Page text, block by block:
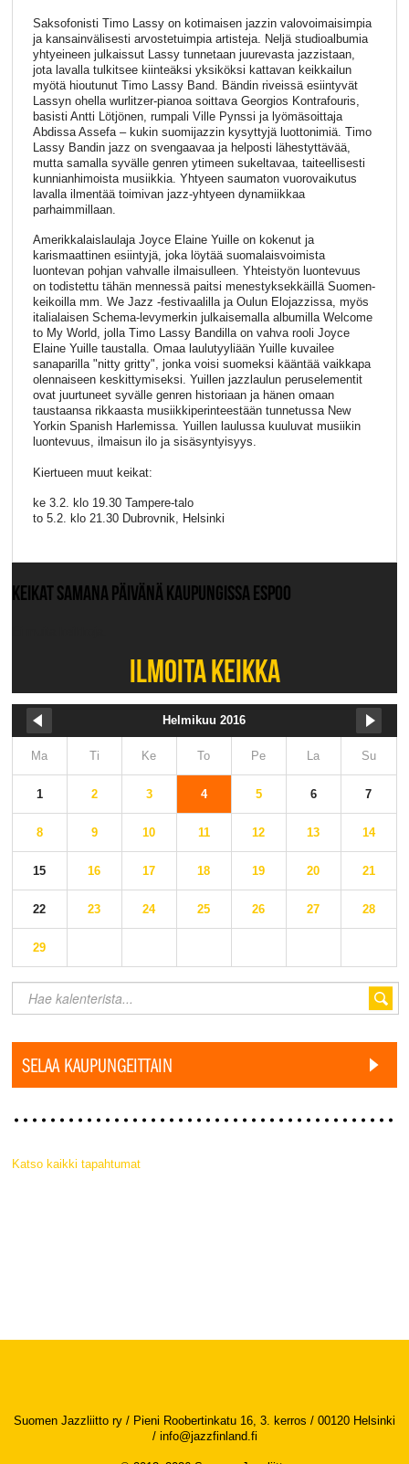
Saksofonisti Timo Lassy on kotimaisen jazzin valovoimaisimpia
ja kansainvälisesti arvostetuimpia artisteja. Neljä studioalbumia
yhtyeineen julkaissut Lassy tunnetaan juurevasta jazzistaan,
jota lavalla tulkitsee kiinteäksi yksiköksi kattavan keikkailun
myötä hioutunut Timo Lassy Band. Bändin riveissä esiintyvät
Lassyn ohella wurlitzer-pianoa soittava Georgios Kontrafouris,
basisti Antti Lötjönen, rumpali Ville Pynssi ja lyömäsoittaja
Abdissa Assefa – kukin suomijazzin kysyttyjä luottonimiä. Timo
Lassy Bandin jazz on svengaavaa ja helposti lähestyttävää,
mutta samalla syvälle genren ytimeen sukeltavaa, taiteellisesti
kunnianhimoista musiikkia. Yhtyeen saumaton vuorovaikutus
lavalla ilmentää toimivan jazz-yhtyeen dynamiikkaa
parhaimmillaan.
Amerikkalaislaulaja Joyce Elaine Yuille on kokenut ja
karismaattinen esiintyjä, joka löytää suomalaisvoimista
luontevan pohjan vahvalle ilmaisulleen. Yhteistyön luontevuus
on todistettu tähän mennessä paitsi menestyksekkäillä Suomen-
keikoilla mm. We Jazz -festivaalilla ja Oulun Elojazzissa, myös
italialaisen Schema-levymerkin julkaisemalla albumilla Welcome
to My World, jolla Timo Lassy Bandilla on vahva rooli Joyce
Elaine Yuille taustalla. Omaa laulutyyliään Yuille kuvailee
sanaparilla "nitty gritty", jonka voisi suomeksi kääntää vaikkapa
olennaiseen keskittymiseksi. Yuillen jazzlaulun peruselementit
ovat juurtuneet syvälle genren historiaan ja hänen omaan
taustaansa rikkaasta musiikkiperinteestään tunnetussa New
Yorkin Spanish Harlemissa. Yuillen laulussa kuuluvat musiikin
luontevuus, ilmaisun ilo ja sisäsyntyisyys.
Kiertueen muut keikat:
ke 3.2. klo 19.30 Tampere-talo
to 5.2. klo 21.30 Dubrovnik, Helsinki
KEIKAT SAMANA PÄIVÄNÄ KAUPUNGISSA ESPOO
ILMOITA KEIKKA
Helmikuu 2016
Ma Ti Ke To Pe La Su
1 2 3 4 5 6 7
8 9 10 11 12 13 14
15 16 17 18 19 20 21
22 23 24 25 26 27 28
29
SELAA KAUPUNGEITTAIN
Katso kaikki tapahtumat
Suomen Jazzliitto ry / Pieni Roobertinkatu 16, 3. kerros / 00120 Helsinki
/ info@jazzfinland.fi